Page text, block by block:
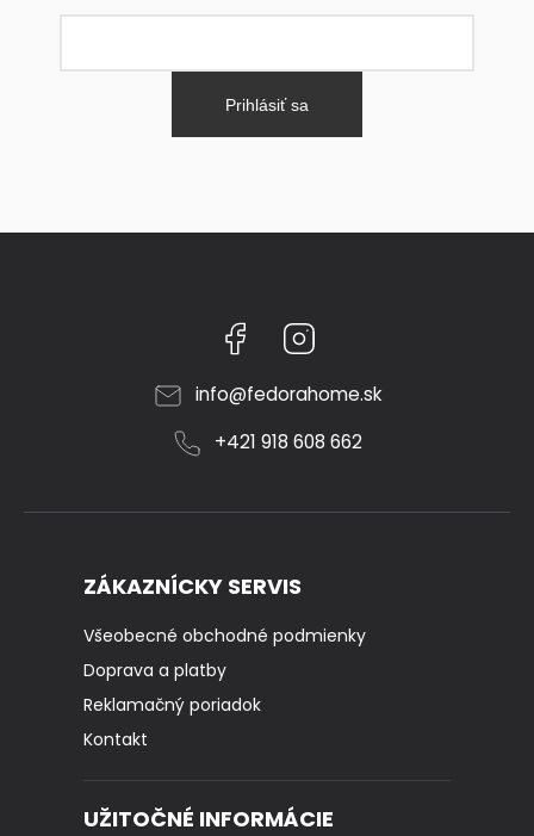
Prihlásiť sa
Facebook
info@fedorahome.sk
+421 918 608 662
ZÁKAZNÍCKY SERVIS
Všeobecné obchodné podmienky
Doprava a platby
Reklamačný poriadok
Kontakt
UŽITOČNÉ INFORMÁCIE